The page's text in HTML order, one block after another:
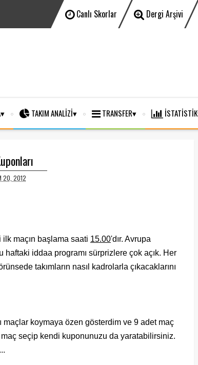
Canlı Skorlar Dergi Arşivi
TAKIM ANALİZİ TRANSFER İSTATİSTİK
20, 2012
maçın başlama saati 15.00'dır. Avrupa
haftaki iddaa programı sürprizlere çok açık. Her
takımların nasıl kadrolarla çıkacaklarını
maçlar koymaya özen gösterdim ve 9 adet maç
seçip kendi kuponunuzu da yaratabilirsiniz.